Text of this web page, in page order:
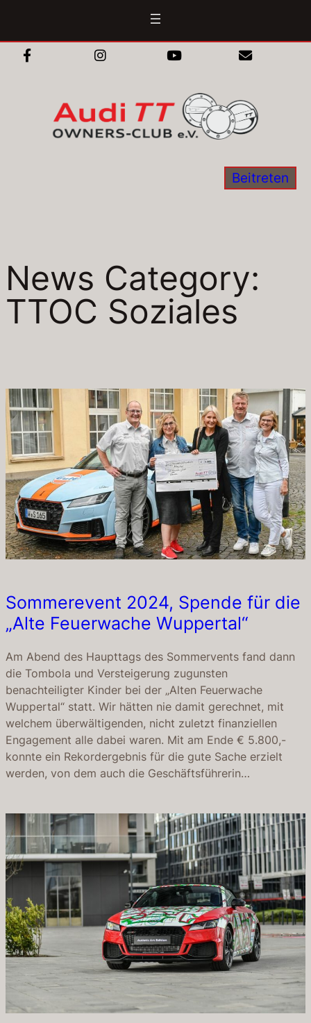
springen
Beitreten
News Category:
TTOC Soziales
Sommerevent 2024, Spende für die
„Alte Feuerwache Wuppertal“
Am Abend des Haupttags des Sommervents fand dann
die Tombola und Versteigerung zugunsten
benachteiligter Kinder bei der „Alten Feuerwache
Wuppertal“ statt. Wir hätten nie damit gerechnet, mit
welchem überwältigenden, nicht zuletzt finanziellen
Engagement alle dabei waren. Mit am Ende € 5.800,-
konnte ein Rekordergebnis für die gute Sache erzielt
werden, von dem auch die Geschäftsführerin…